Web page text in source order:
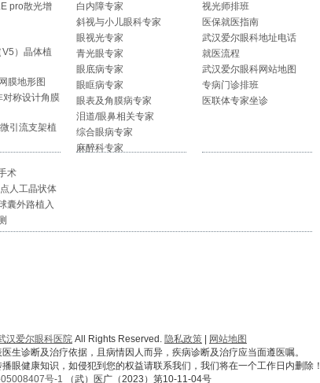
pro散光增
V5）晶体植
膜地形图
对称设计角膜
引流支架植
术
人工晶状体
囊外路植入
白内障专家
斜视与小儿眼科专家
眼视光专家
青光眼专家
眼底病专家
眼眶病专家
眼表及角膜病专家
泪道/眼鼻相关专家
综合眼病专家
麻醉科专家
视光师排班
医保就医指南
武汉爱尔眼科地址电话
就医流程
武汉爱尔眼科网站地图
专病门诊排班
医联体专家坐诊
汉爱尔眼科医院 All Rights Reserved. 隐私政策
网站地图
生诊断及治疗依据，且病情因人而异，疾病诊断及治疗应当面遵医嘱。
眼健康知识，如侵犯到您的权益请联系我们，我们将在一个工作日内删除！
号-1 （武）医广（2023）第10-11-04号